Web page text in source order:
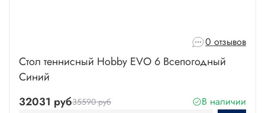
0 отзывов
Стол теннисный Hobby EVO 6 Всепогодный
Синий
32031 руб35590 руб
В наличии